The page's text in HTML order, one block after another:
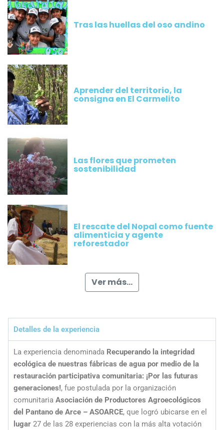
Tras las huellas del oso andino
Aprender del territorio, la
consigna en El Carmelito
Las flores que prometen
sostenibilidad
El rescate del Nopal como fuente
alimenticia y agente
reforestador
Ver más...
Detalles de la experiencia
La experiencia denominada Recuperando la integridad
ecológica de nuestras fábricas de agua por medio de la
restauración participativa comunitaria: ¡Por las futuras
generaciones!, fue postulada por la organización
comunitaria Asociación de Productores Agroecológicos
del Pantano de Arce – ASOARCE, que logró ubicarse en el
lugar 27 de las 28 experiencias con la más alta votación